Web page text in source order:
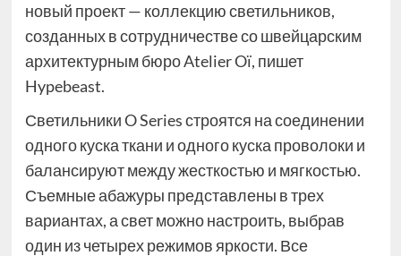
новый проект — коллекцию светильников,
созданных в сотрудничестве со швейцарским
архитектурным бюро Atelier Oï, пишет
Hypebeast.
Светильники O Series строятся на соединении
одного куска ткани и одного куска проволоки и
балансируют между жесткостью и мягкостью.
Съемные абажуры представлены в трех
вариантах, а свет можно настроить, выбрав
один из четырех режимов яркости. Все